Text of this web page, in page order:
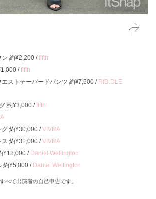
ン 約¥2,200 /fifth
/fifth
エストテーパードパンツ 約¥7,500 / RID.DLE
約¥3,000 /fifth
グ 約¥30,000 /VIVRA
ス 約¥31,000 /VIVRA
¥18,000 / Daniel Wellington
約¥5,000 / Daniel Wellington
べて出演者の自己申告です。